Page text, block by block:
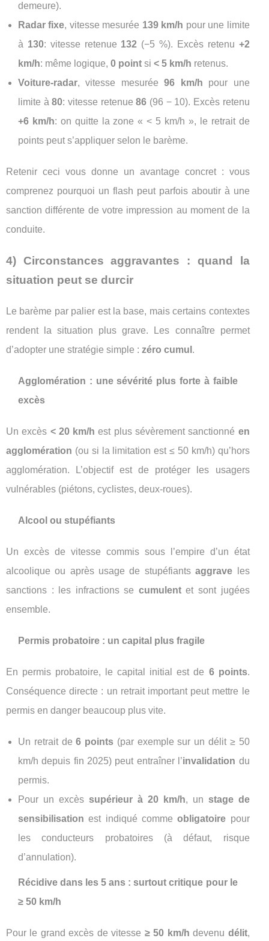
demeure).
Radar fixe, vitesse mesurée 139 km/h pour une limite
à 130: vitesse retenue 132 (−5 %). Excès retenu +2
km/h: même logique, 0 point si < 5 km/h retenus.
Voiture-radar, vitesse mesurée96 km/h pour une
limite à80: vitesse retenue86 (96 − 10). Excès retenu
+6 km/h: on quitte la zone « < 5 km/h », le retrait de
points peut s’appliquer selon le barème.
Retenir ceci vous donne un avantage concret : vous
comprenez pourquoi un flash peut parfois aboutir à une
sanction différente de votre impression au moment de la
conduite.
4) Circonstances aggravantes : quand la
situation peut se durcir
Le barème par palier est la base, mais certains contextes
rendent la situation plus grave. Les connaître permet
d’adopter une stratégie simple : zéro cumul .
Agglomération : une sévérité plus forte à faible
excès
Un excès < 20 km/h est plus sévèrement sanctionné en
agglomération (ou si la limitation est ≤ 50 km/h) qu’hors
agglomération. L’objectif est de protéger les usagers
vulnérables (piétons, cyclistes, deux-roues).
Alcool ou stupéfiants
Un excès de vitesse commis sous l’empire d’un état
alcoolique ou après usage de stupéfiantsaggrave les
sanctions : les infractions se cumulentet sont jugées
ensemble.
Permis probatoire : un capital plus fragile
En permis probatoire, le capital initial est de 6 points.
Conséquence directe : un retrait important peut mettre le
permis en danger beaucoup plus vite.
Un retrait de6 points (par exemple sur un délit ≥ 50
km/h depuis fin 2025) peut entraîner l’invalidation du
permis.
Pour un excès supérieur à 20 km/h, un stage de
sensibilisation est indiqué commeobligatoire pour
les conducteurs probatoires (à défaut, risque
d’annulation).
Récidive dans les 5 ans : surtout critique pour le
≥ 50 km/h
Pour le grand excès de vitesse ≥ 50 km/h devenu délit,